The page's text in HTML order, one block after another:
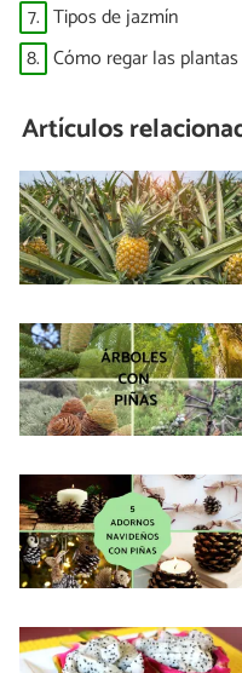
7. Tipos de jazmín
8. Cómo regar las
Artículos